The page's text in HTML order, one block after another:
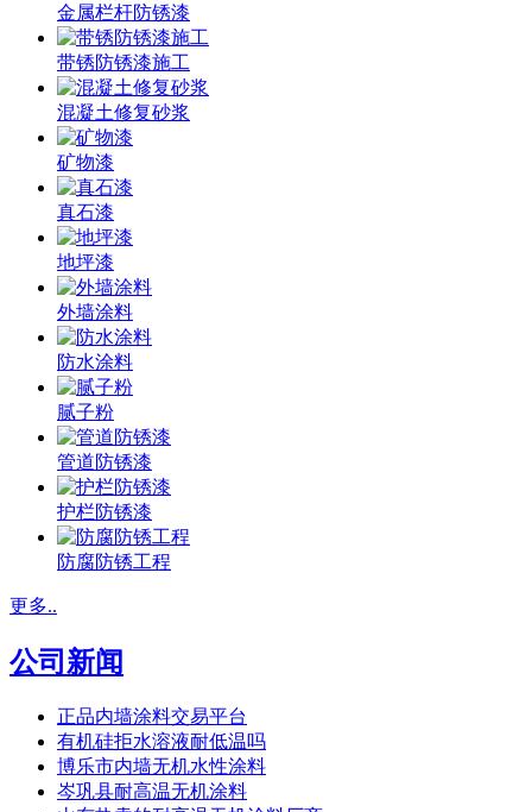
金属栏杆防锈漆
带锈防锈漆施工
混凝土修复砂浆
矿物漆
真石漆
地坪漆
外墙涂料
防水涂料
腻子粉
管道防锈漆
护栏防锈漆
防腐防锈工程
更多..
公司新闻
正品内墙涂料交易平台
有机硅拒水溶液耐低温吗
博乐市内墙无机水性涂料
岑巩县耐高温无机涂料